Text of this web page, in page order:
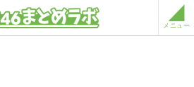
メニュー